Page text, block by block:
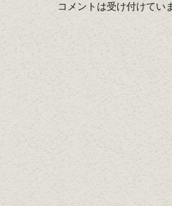
コメントは受け付けてい